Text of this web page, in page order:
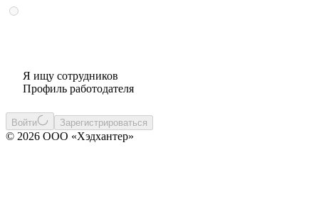
Я ищу сотрудников
Профиль работодателя
Войти Зарегистрироваться
© 2026 ООО «Хэдхантер»